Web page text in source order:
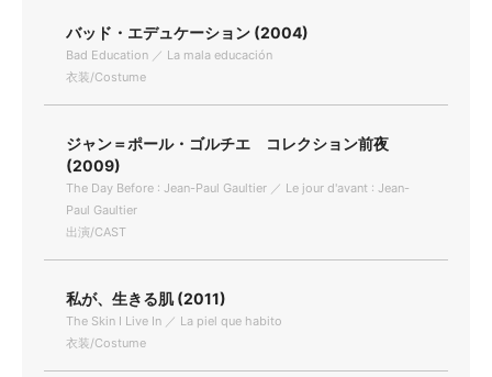
バッド・エデュケーション (2004)
Bad Education ／ La mala educación
衣装/Costume
ジャン＝ポール・ゴルチエ コレクション前夜
(2009)
The Day Before : Jean-Paul Gaultier ／ Le jour d'avant : Jean-
Paul Gaultier
出演/CAST
私が、生きる肌 (2011)
The Skin I Live In ／ La piel que habito
衣装/Costume